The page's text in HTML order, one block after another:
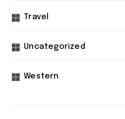
Travel
Uncategorized
Western